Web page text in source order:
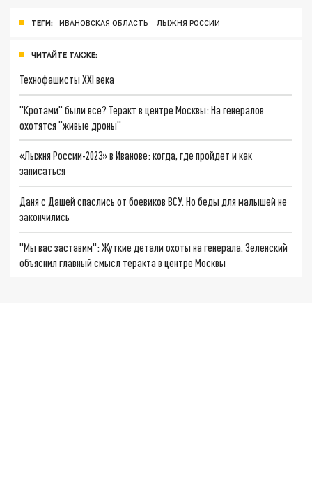
ТЕГИ: ИВАНОВСКАЯ ОБЛАСТЬ ЛЫЖНЯ РОССИИ
ЧИТАЙТЕ ТАКЖЕ:
Технофашисты XXI века
"Кротами" были все? Теракт в центре Москвы: На генералов
охотятся "живые дроны"
«Лыжня России-2023» в Иванове: когда, где пройдет и как
записаться
Даня с Дашей спаслись от боевиков ВСУ. Но беды для малышей не
закончились
"Мы вас заставим": Жуткие детали охоты на генерала. Зеленский
объяснил главный смысл теракта в центре Москвы